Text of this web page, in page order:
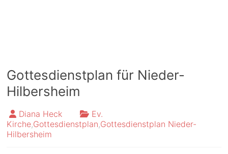
Gottesdienstplan für Nieder-
Hilbersheim
Diana Heck
Ev.
Kirche,Gottesdienstplan,Gottesdienstplan Nieder-
Hilbersheim